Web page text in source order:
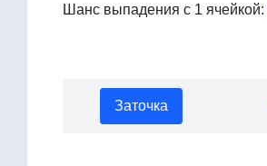
Шанс выпадения с 1 ячейкой:
Заточка